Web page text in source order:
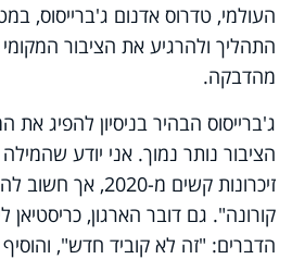
העולמי, טדרוס אדנום ג'ברייסוס,
התהליך ולהרגיע את הציבור
מהדבקה.
ג'ברייסוס הבהיר בניסיון להפיג את
הציבור נותר נמוך. אני יודע
זיכרונות קשים מ-
קורונה". גם דובר הארגון, כריסטיאן
הדברים: "זה לא קוביד חדש", והוסיף